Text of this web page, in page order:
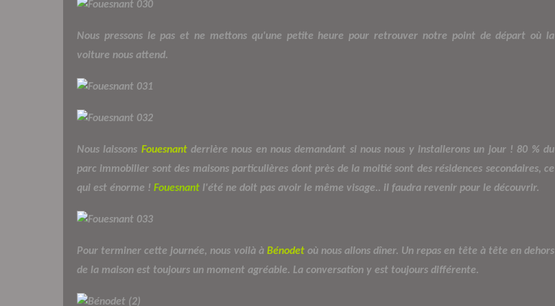
Nous pressons le pas et ne mettons qu'une petite heure pour retrouver notre point de départ où la
voiture nous attend.
Nous laissons Fouesnantderrière nous en nous demandant si nous nous y installerons un jour ! 80 % du
parc immobilier sont des maisons particulières dont près de la moitié sont des résidences secondaires, ce
qui est énorme ! Fouesnant l'été ne doit pas avoir le même visage.. il faudra revenir pour le découvrir.
Pour terminer cette journée, nous voilà à Bénodetoù nous allons dîner. Un repas en tête à tête en dehors
de la maison est toujours un moment agréable. La conversation y est toujours différente.